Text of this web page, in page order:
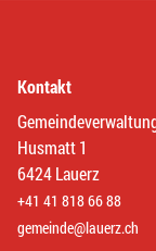
Kontakt
Husmatt 1
6424 Lauerz
+41 41 818 66 88
gemeinde@lauerz.ch